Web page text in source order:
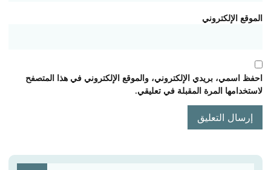
الموقع الإلكتروني
احفظ اسمي، بريدي الإلكتروني، والموقع الإلكتروني في هذا المتصفح
لاستخدامها المرة المقبلة في تعليقي.